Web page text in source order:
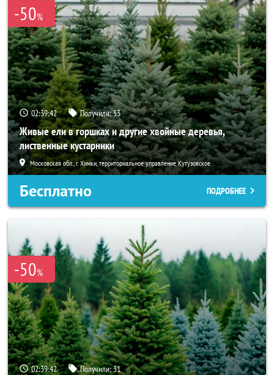
-50%
02:39:41 Получили:53
Живые ели в горшках и другие хвойные деревья,
лиственные кустарники
Московская обл., г. Химки, территориальное управление Кутузовское
Бесплатно ПОДРОБНЕЕ
-50%
02:39:41 Получили:31